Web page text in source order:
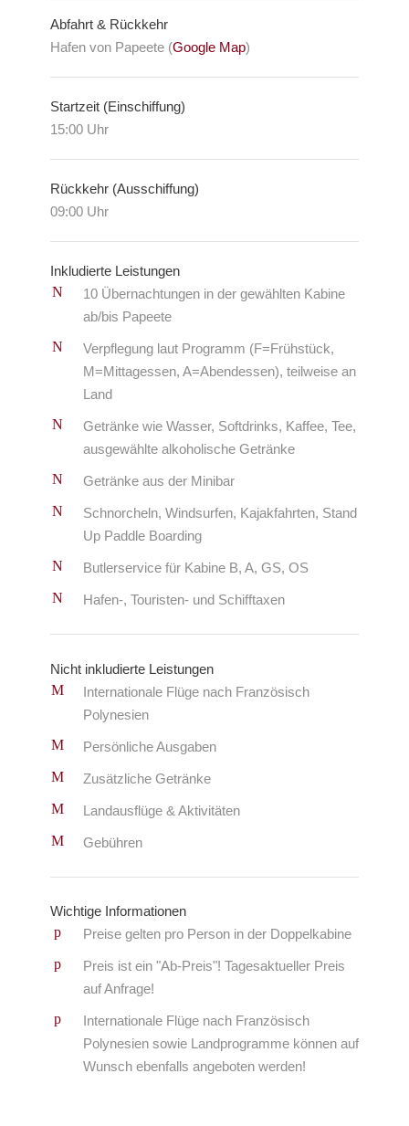
Abfahrt & Rückkehr
Hafen von Papeete (Google Map)
Startzeit (Einschiffung)
15:00 Uhr
Rückkehr (Ausschiffung)
09:00 Uhr
Inkludierte Leistungen
10 Übernachtungen in der gewählten Kabine
ab/bis Papeete
Verpflegung laut Programm (F=Frühstück,
M=Mittagessen, A=Abendessen), teilweise an
Land
Getränke wie Wasser, Softdrinks, Kaffee, Tee,
ausgewählte alkoholische Getränke
Getränke aus der Minibar
Schnorcheln, Windsurfen, Kajakfahrten, Stand
Up Paddle Boarding
Butlerservice für Kabine B, A, GS, OS
Hafen-, Touristen- und Schifftaxen
Nicht inkludierte Leistungen
Internationale Flüge nach Französisch
Polynesien
Persönliche Ausgaben
Zusätzliche Getränke
Landausflüge & Aktivitäten
Gebühren
Wichtige Informationen
Preise gelten pro Person in der Doppelkabine
Preis ist ein "Ab-Preis"! Tagesaktueller Preis
auf Anfrage!
Internationale Flüge nach Französisch
Polynesien sowie Landprogramme können auf
Wunsch ebenfalls angeboten werden!